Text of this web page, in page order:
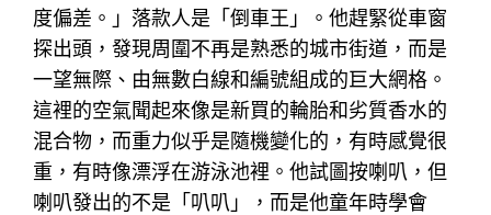
度偏差。」落款人是「倒車王」。他趕緊從車窗
探出頭，發現周圍不再是熟悉的城市街道，而是
一望無際、由無數白線和編號組成的巨大網格。
這裡的空氣聞起來像是新買的輪胎和劣質香水的
混合物，而重力似乎是隨機變化的，有時感覺很
重，有時像漂浮在游泳池裡。他試圖按喇叭，但
喇叭發出的不是「叭叭」，而是他童年時學會